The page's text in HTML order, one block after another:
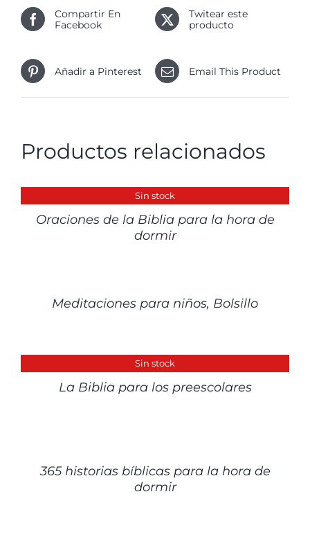
Compartir En
Facebook
Twitear este
producto
Añadir a Pinterest Email This Product
Productos relacionados
Sin stock
Oraciones de la Biblia para la hora de
dormir
Meditaciones para niños, Bolsillo
Sin stock
La Biblia para los preescolares
365 historias bíblicas para la hora de
dormir